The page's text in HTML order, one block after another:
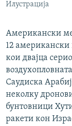
Илустрација
Американски
12 американски
кои двајца
Саудиска
неколку
бунтовници
ракети кон